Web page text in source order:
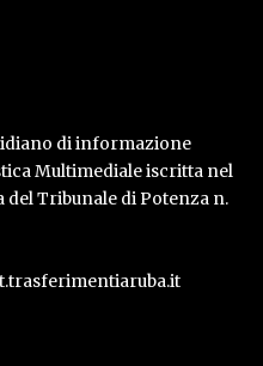
di informazione
Multimediale iscritta nel
del Tribunale di Potenza n.